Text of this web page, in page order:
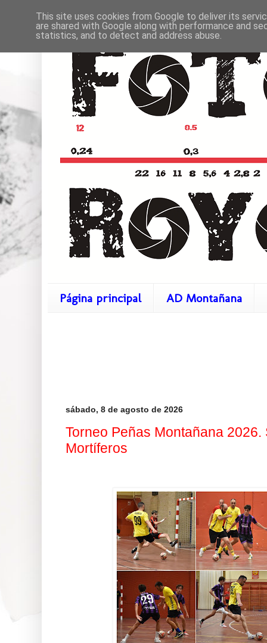
Página principal AD Montañana
sábado, 8 de agosto de 2026
Torneo Peñas Montañana
Mortíferos
This site uses cookies from Google to deliver its
are shared with Google along with performance and
statistics, and to detect and address abuse.